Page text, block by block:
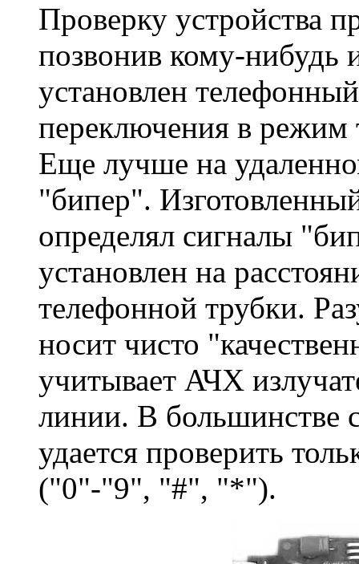
Проверку устройства
позвонив кому-нибудь
установлен
переключения в режим
Еще лучше на
"бипер".
определял сигналы
установлен на
телефонной трубки.
носит чисто
учитывает АЧХ
линии. В большинстве
удается проверить
("0"-"9", "#", "*").